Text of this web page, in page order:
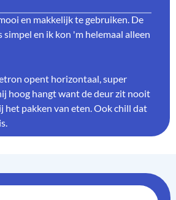
en makkelijk te gebruiken. De
simpel en ik kon 'm helemaal alleen
opent horizontaal, super
hoog hangt want de deur zit nooit
het pakken van eten. Ook chill dat